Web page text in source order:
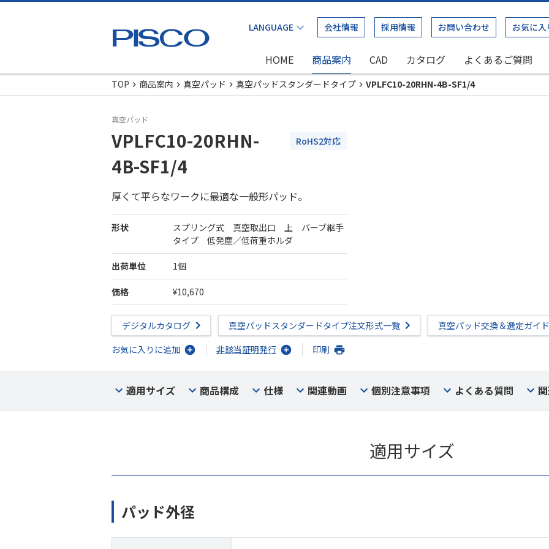
会社情報 採用情報 お問い合わせ お気に入
HOME 商品案内 CAD カタログ よくあるご質問
TOP
商品案内 真空パッド 真空パッドスタンダードタイプ VPLFC10-20RHN-4B-SF1/4
真空パッド
VPLFC10-20RHN-
4B-SF1/4
RoHS2対応
厚くて平らなワークに最適な一般形パッド。
形状
スプリング式 真空取出口 上 バーブ継手
タイプ 低発塵／低荷重ホルダ
出荷単位 1個
価格 ¥10,670
デジタルカタログ 真空パッドスタンダードタイプ注文形式一覧
真空パッド交換＆選定ガイド
お気に入りに追加
非該当証明発行 印刷
適用サイズ 商品構成 仕様 関連動画 個別注意事項 よくある質問
適用サイズ
パッド外径